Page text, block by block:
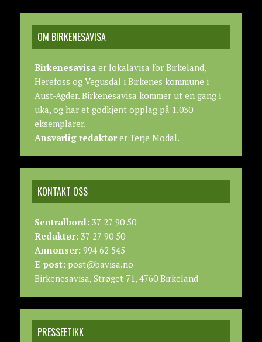
OM BIRKENESAVISA
Birkenesavisaer lokalavisa for Birkeland,
Herefoss og Vegusdal i Birkenes kommune i
Aust-Agder. Birkenesavisa kommer ut en gang i
uka, og har et godkjent opplag på 1.030
eksemplarer.
Ansvarlig redaktører Terje Modal.
KONTAKT OSS
Sentralbord:37 27 90 50
Redaktør:37 27 90 50
Annonser:994 62 545
E-post:post@bavisa.no
Birkenesavisa, Strøget 71, 4760 Birkeland
PRESSEETIKK